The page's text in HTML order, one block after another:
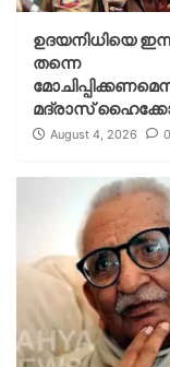
ഉദയനിധിയെ
തന്നെ
മദ്രാസ്
August 4, 2026 0